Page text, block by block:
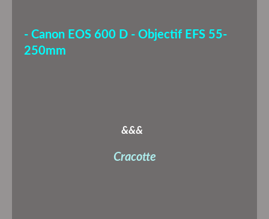
- Canon EOS 600 D - Objectif EFS 55-
250mm
&&&
Cracotte